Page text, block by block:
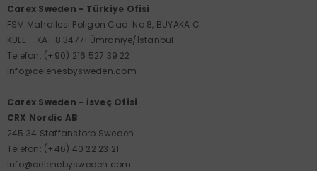
Carex Sweden - Türkiye Ofisi
FSM Mahallesi Poligon Cad. No 8, BUYAKA C
KULE – KAT 8 34771 Ümraniye/İstanbul
Telefon: (+90) 216 527 39 22
info@celenesbysweden.com
Carex Sweden - İsveç Ofisi
CRX Nordic AB
245 34 Staffanstorp Sweden
Telefon: (+46) 40 22 23 21
info@celenebysweden.com